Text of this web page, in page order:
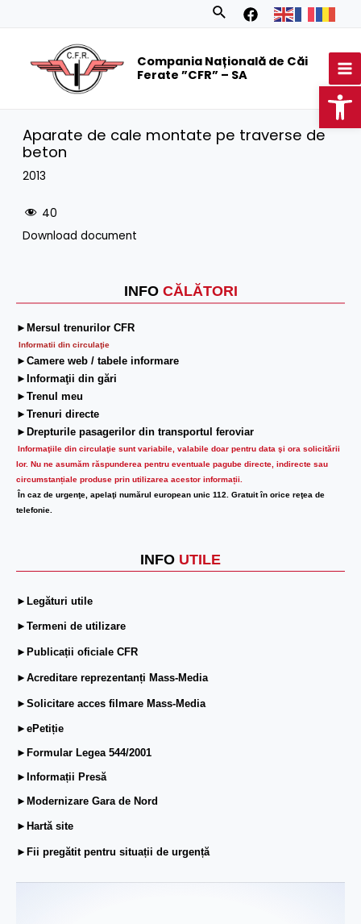
Search
Compania Națională de Căi
Ferate ”CFR” – SA
INFO CĂLĂTORI
►Mersul trenurilor CFR
Informatii din circulaţie
►Camere web / tabele informare
►Informaţii din gări
►Trenul meu
►Trenuri directe
►Drepturile pasagerilor din transportul feroviar
Informaţiile din circulaţie sunt variabile, valabile doar pentru data şi ora solicitării
lor. Nu ne asumăm răspunderea pentru eventuale pagube directe, indirecte sau
circumstanțiale produse prin utilizarea acestor informații.
În caz de urgenţe, apelaţi numărul european unic 112. Gratuit în orice reţea de
telefonie.
INFO UTILE
►Legături utile
►Termeni de utilizare
►Publicații oficiale CFR
►Acreditare reprezentanți Mass-Media
►Solicitare acces filmare Mass-Media
►ePetiție
►Formular Legea 544/2001
►Informații Presă
►Modernizare Gara de Nord
►Hartă site
►Fii pregătit pentru situații de urgență
Aparate de cale montate pe traverse de
beton
2013
40
Download document